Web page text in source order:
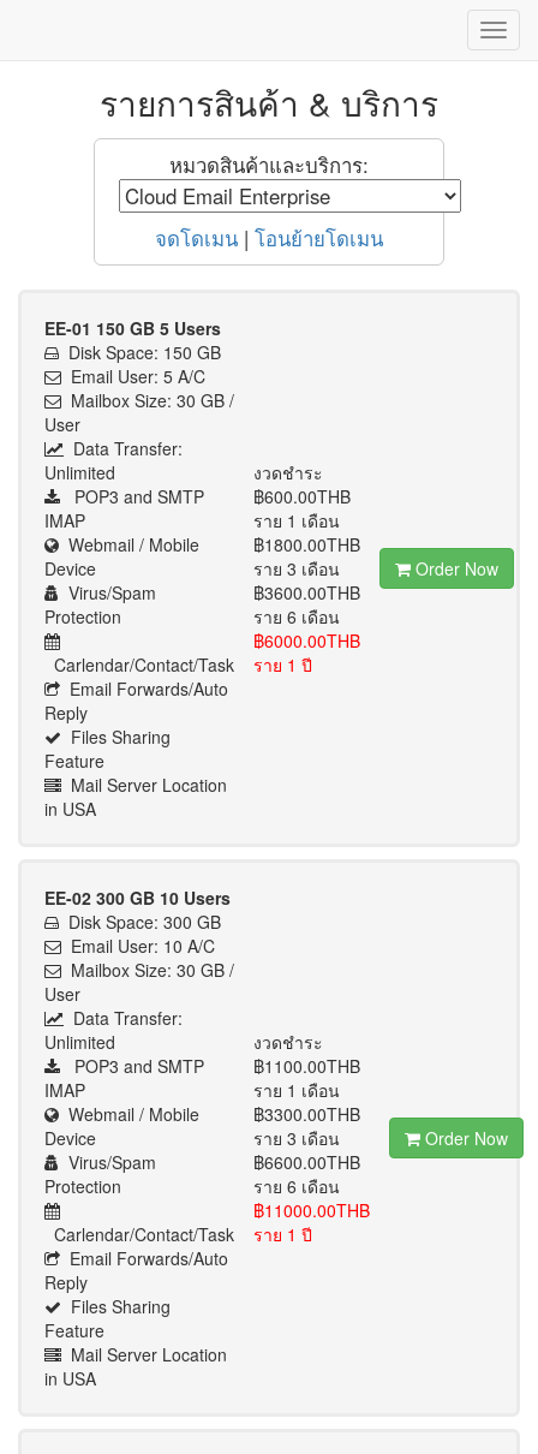
รายการสินค้า & บริการ
หมวดสินค้าและบริการ:
จดโดเมน | โอนย้ายโดเมน
EE-01 150 GB 5 Users
Disk Space: 150 GB
Email User: 5 A/C
Mailbox Size: 30 GB /
User
Data Transfer:
Unlimited
POP3 and SMTP
IMAP
Webmail / Mobile
Device
Virus/Spam
Protection
Carlendar/Contact/Task
Email Forwards/Auto
Reply
Files Sharing
Feature
Mail Server Location
in USA
งวดชำระ
฿600.00THB
ราย 1 เดือน
฿1800.00THB
ราย 3 เดือน
฿3600.00THB
ราย 6 เดือน
฿6000.00THB
ราย 1 ปี
Order Now
EE-02 300 GB 10 Users
Disk Space: 300 GB
Email User: 10 A/C
Mailbox Size: 30 GB /
User
Data Transfer:
Unlimited
POP3 and SMTP
IMAP
Webmail / Mobile
Device
Virus/Spam
Protection
Carlendar/Contact/Task
Email Forwards/Auto
Reply
Files Sharing
Feature
Mail Server Location
in USA
งวดชำระ
฿1100.00THB
ราย 1 เดือน
฿3300.00THB
ราย 3 เดือน
฿6600.00THB
ราย 6 เดือน
฿11000.00THB
ราย 1 ปี
Order Now